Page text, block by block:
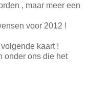
, maar meer een
voor 2012 !
kaart !
onder ons die het